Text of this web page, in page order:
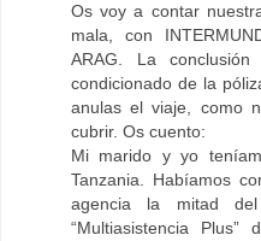
Os voy a contar
mala, con
ARAG. La
condicionado de la
anulas el viaje, como
cubrir. Os cuento:
Mi marido y yo
Tanzania. Habíamos
agencia la mitad
“Multiasistencia Plus”